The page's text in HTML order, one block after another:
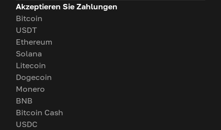
Akzeptieren Sie Zahlungen
Bitcoin
USDT
Ethereum
Solana
Litecoin
Dogecoin
Monero
BNB
Bitcoin Cash
USDC